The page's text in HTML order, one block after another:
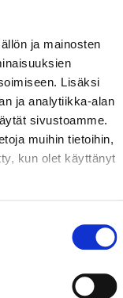
ja mainosten
Lisäksi
ja analytiikka-alan
sivustoamme.
muihin tietoihin,
kun olet käyttänyt